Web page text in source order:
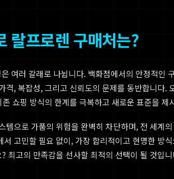
랄프로렌 구매처는?
여러 갈래로 나뉩니다. 백화점에서의 안정적인
, 복잡성, 그리고 신뢰도의 문제를 동반합니
존 쇼핑 방식의 한계를 극복하고 새로운 표준을 제
으로 가품의 위험을 완벽히 차단하며, 전 세계
고민할 필요 없이, 가장 합리적이고 현명한 방
최고의 만족감을 선사할 최적의 선택이 될 것입